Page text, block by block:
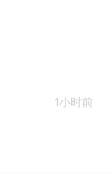
1小时前